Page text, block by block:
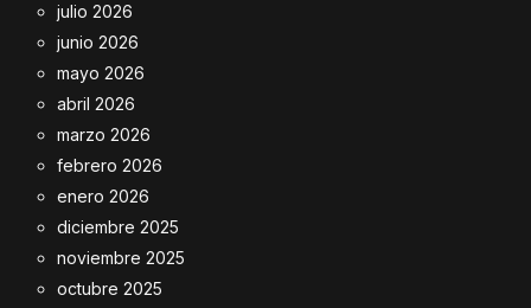
julio 2026
junio 2026
mayo 2026
abril 2026
marzo 2026
febrero 2026
enero 2026
diciembre 2025
noviembre 2025
octubre 2025